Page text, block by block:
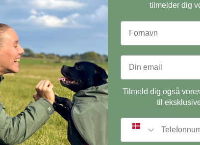
Øjentrøst - Naturligt tilskud mod tårestriber
Seleshoppen.dk
tilmelder dig
Tilmeld dig også
til
SMS